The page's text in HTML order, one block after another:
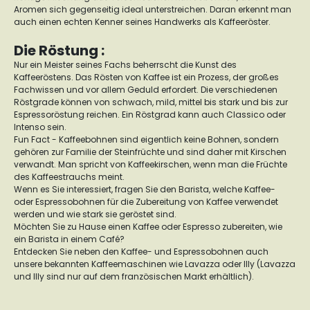
Aromen sich gegenseitig ideal unterstreichen. Daran erkennt man
auch einen echten Kenner seines Handwerks als Kaffeeröster.
Die Röstung :
Nur ein Meister seines Fachs beherrscht die Kunst des
Kaffeeröstens. Das Rösten von Kaffee ist ein Prozess, der großes
Fachwissen und vor allem Geduld erfordert. Die verschiedenen
Röstgrade können von schwach, mild, mittel bis stark und bis zur
Espressoröstung reichen. Ein Röstgrad kann auch Classico oder
Intenso sein.
Fun Fact - Kaffeebohnen sind eigentlich keine Bohnen, sondern
gehören zur Familie der Steinfrüchte und sind daher mit Kirschen
verwandt. Man spricht von Kaffeekirschen, wenn man die Früchte
des Kaffeestrauchs meint.
Wenn es Sie interessiert, fragen Sie den Barista, welche Kaffee-
oder Espressobohnen für die Zubereitung von Kaffee verwendet
werden und wie stark sie geröstet sind.
Möchten Sie zu Hause einen Kaffee oder Espresso zubereiten, wie
ein Barista in einem Café?
Entdecken Sie neben den Kaffee- und Espressobohnen auch
unsere bekannten Kaffeemaschinen wie Lavazza oder Illy (Lavazza
und Illy sind nur auf dem französischen Markt erhältlich).